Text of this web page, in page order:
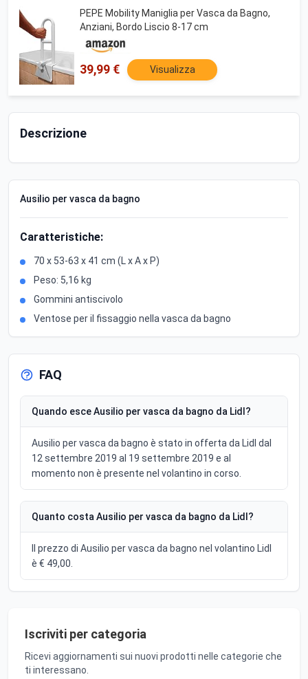
PEPE Mobility Maniglia per Vasca da Bagno,
Anziani, Bordo Liscio 8-17 cm
39,99 € Visualizza
Descrizione
Ausilio per vasca da bagno
Caratteristiche:
70 x 53-63 x 41 cm (L x A x P)
Peso: 5,16 kg
Gommini antiscivolo
Ventose per il fissaggio nella vasca da bagno
FAQ
Quando esce Ausilio per vasca da bagno da Lidl?
Ausilio per vasca da bagno è stato in offerta da Lidl dal
12 settembre 2019 al 19 settembre 2019 e al
momento non è presente nel volantino in corso.
Quanto costa Ausilio per vasca da bagno da Lidl?
Il prezzo di Ausilio per vasca da bagno nel volantino Lidl
è € 49,00.
Iscriviti per categoria
Ricevi aggiornamenti sui nuovi prodotti nelle categorie che
ti interessano.